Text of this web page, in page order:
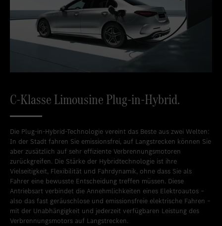
C-Klasse Limousine Plug-in-Hybrid.
Die Plug-in-Hybrid-Technologie vereint das Beste aus zwei Welten:
In der Stadt fahren Sie emissionsfrei, auf Langstrecken können Sie
aber zusätzlich auf sehr effiziente Verbrennungsmotoren
zurückgreifen. Die Stärke der Hybridtechnologie ist ihre
Vielseitigkeit, Flexibilität und Fahrdynamik, ohne dass Sie als
Fahrer eine bewusste Entscheidung treffen müssen. Diese
Antriebsart verbindet die Annehmlichkeiten eines Elektroautos –
also das fast geräuschlose und emissionsfreie elektrische Fahren –
mit der Unabhängigkeit und jederzeit verfügbaren Leistung des
Verbrennungsmotors auf Langstrecken.